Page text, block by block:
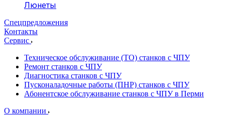
Люнеты
Спецпредложения
Контакты
Сервис
Техническое обслуживание (ТО) станков с ЧПУ
Ремонт станков с ЧПУ
Диагностика станков с ЧПУ
Пусконаладочные работы (ПНР) станков с ЧПУ
Абонентское обслуживание станков с ЧПУ в Перми
О компании